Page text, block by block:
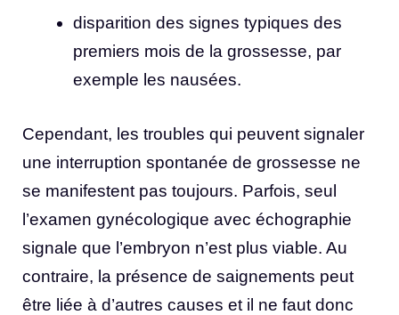
disparition des signes typiques des
premiers mois de la grossesse, par
exemple les nausées.
Cependant, les troubles qui peuvent signaler
une interruption spontanée de grossesse ne
se manifestent pas toujours. Parfois, seul
l’examen gynécologique avec échographie
signale que l’embryon n’est plus viable. Au
contraire, la présence de saignements peut
être liée à d’autres causes et il ne faut donc